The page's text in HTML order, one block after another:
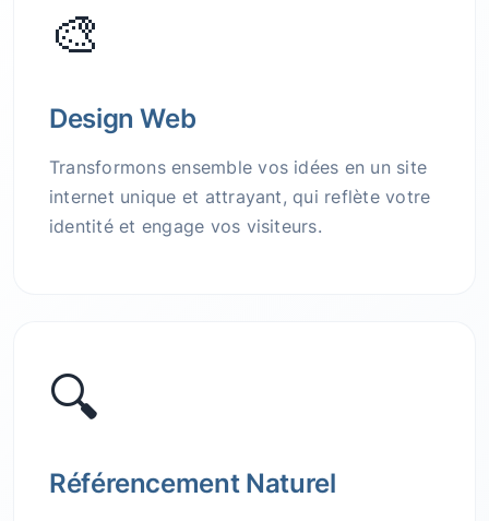
🎨
Design Web
Transformons ensemble vos idées en un site
internet unique et attrayant, qui reflète votre
identité et engage vos visiteurs.
🔍
Référencement Naturel